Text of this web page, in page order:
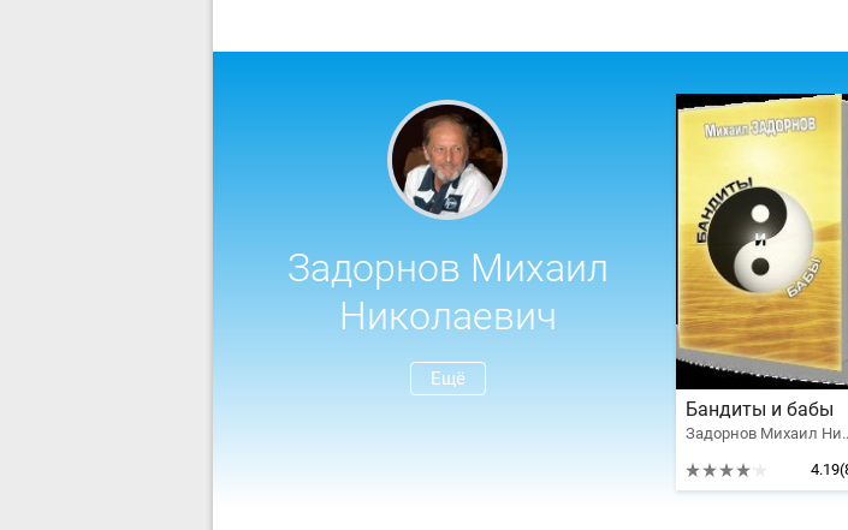
Задорнов Михаил
Николаевич
Ещё
Бандиты и бабы
Задорнов
4.19